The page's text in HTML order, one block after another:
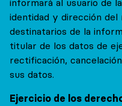
informará al usuario de
identidad y dirección
destinatarios de la
titular de los datos de
rectificación,
sus datos.
Ejercicio de los